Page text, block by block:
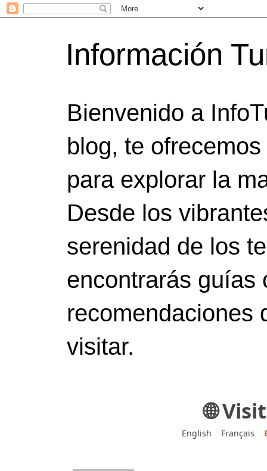
Información
Bienvenido a
blog, te
para explorar la
Desde los
serenidad de los
encontrarás guías
recomendaciones
visitar.
🌐
English Français